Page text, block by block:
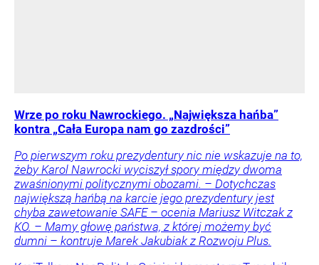
Wrze po roku Nawrockiego. „Największa hańba”
kontra „Cała Europa nam go zazdrości”
Po pierwszym roku prezydentury nic nie wskazuje na to,
żeby Karol Nawrocki wyciszył spory między dwoma
zwaśnionymi politycznymi obozami. – Dotychczas
największą hańbą na karcie jego prezydentury jest
chyba zawetowanie SAFE – ocenia Mariusz Witczak z
KO. – Mamy głowę państwa, z której możemy być
dumni – kontruje Marek Jakubiak z Rozwoju Plus.